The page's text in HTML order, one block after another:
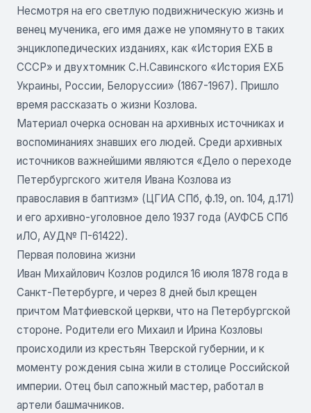
Несмотря на его светлую подвижническую жизнь и
венец мученика, его имя даже не упомянуто в таких
энциклопедических изданиях, как «История ЕХБ в
СССР» и двухтомник С.Н.Савинского «История ЕХБ
Украины, России, Белоруссии» (1867-1967). Пришло
время рассказать о жизни Козлова.
Материал очерка основан на архивных источниках и
воспоминаниях знавших его людей. Среди архивных
источников важнейшими являются «Дело о переходе
Петербургского жителя Ивана Козлова из
православия в баптизм» (ЦГИА СПб, ф.19, on. 104, д.171)
и его архивно-уголовное дело 1937 года (АУФСБ СПб
иЛО, АУД№ П-61422).
Первая половина жизни
Иван Михайлович Козлов родился 16 июля 1878 года в
Санкт-Петербурге, и через 8 дней был крещен
причтом Матфиевской церкви, что на Петербургской
стороне. Родители его Михаил и Ирина Козловы
происходили из крестьян Тверской губернии, и к
моменту рождения сына жили в столице Российской
империи. Отец был сапожный мастер, работал в
артели башмачников.